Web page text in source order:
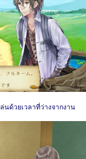
นด้วยเวลาที่ว่างจากงาน